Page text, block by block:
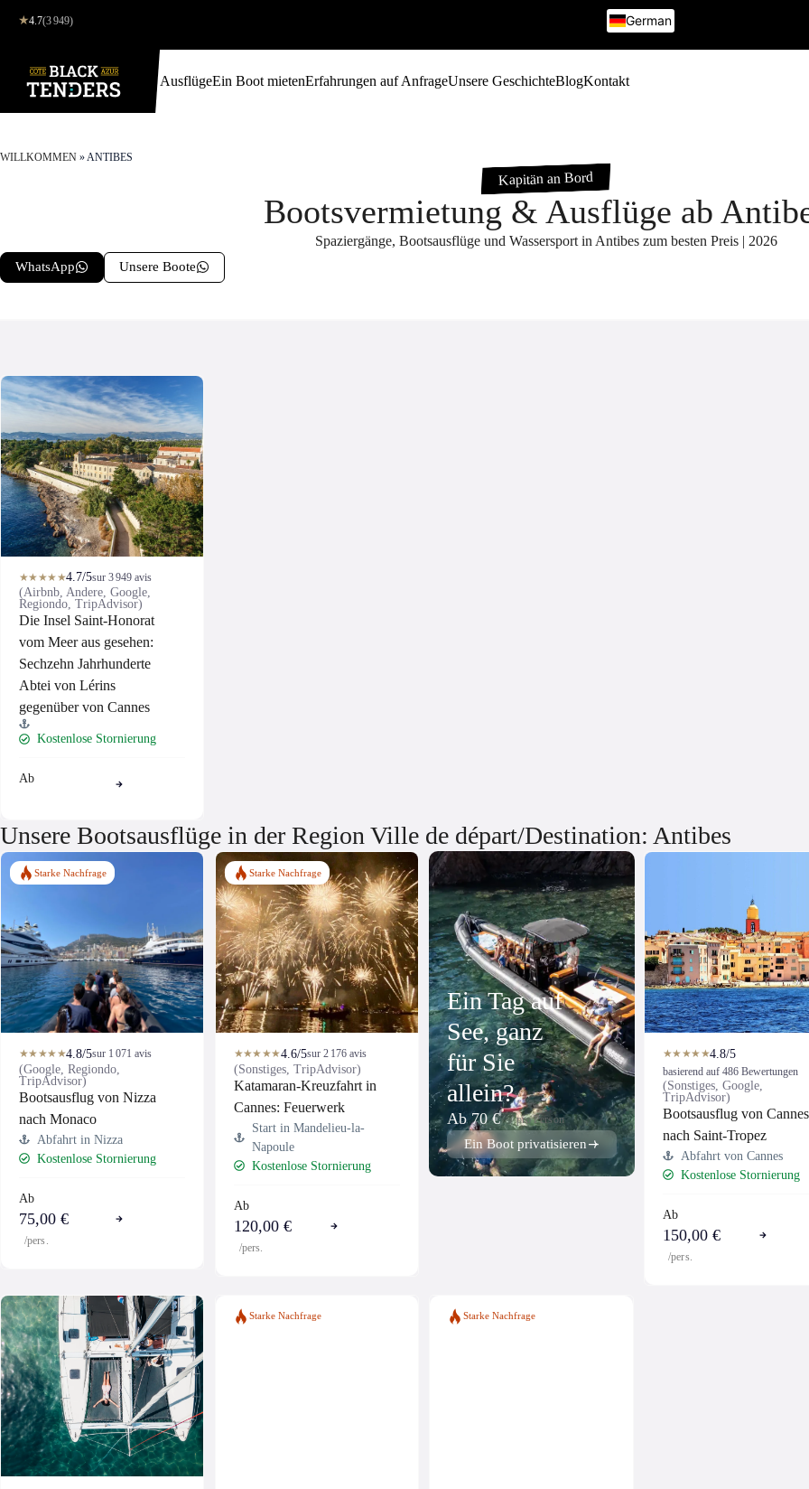
★4.7(3 949)
German
Russian
AusflügeEin Boot mietenErfahrungen auf AnfrageUnsere GeschichteBlogKontakt
WILLKOMMEN »ANTIBES
Kapitän an Bord
Bootsvermietung & Ausflüge ab
Spaziergänge, Bootsausflüge und Wassersport in Antibes zum besten Preis | 2026
WhatsApp Unsere Boote
★★★★★4.7/5sur 3 949 avis
(Airbnb, Andere, Google,
Regiondo, TripAdvisor)
Die Insel Saint-Honorat
vom Meer aus gesehen:
Sechzehn Jahrhunderte
Abtei von Lérins
gegenüber von Cannes
Kostenlose Stornierung
Ab
Unsere Bootsausflüge in der Region Ville de départ/Destination: Antibes
Starke Nachfrage
★★★★★4.8/5sur 1 071 avis
(Google, Regiondo,
TripAdvisor)
Bootsausflug von Nizza
nach Monaco
Abfahrt in Nizza
Kostenlose Stornierung
Ab
75,00 €
/pers.
Starke Nachfrage
★★★★★4.6/5sur 2 176 avis
(Sonstiges, TripAdvisor)
Katamaran-Kreuzfahrt in
Cannes: Feuerwerk
Start in Mandelieu-la-
Napoule
Kostenlose Stornierung
Ab
120,00 €
/pers.
Ein Tag auf
See, ganz
für Sie
allein?
Ab 70 € / pro Person
Ein Boot privatisieren
★★★★★4.8/5
basierend auf 486 Bewertungen
(Sonstiges, Google,
TripAdvisor)
Bootsausflug von Cannes
nach Saint-Tropez
Abfahrt von Cannes
Kostenlose Stornierung
Ab
150,00 €
/pers.
Starke Nachfrage Starke Nachfrage